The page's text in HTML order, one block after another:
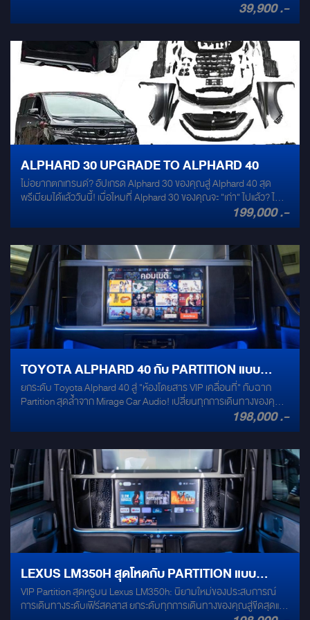
ต่างๆ ผ่านปุ่มบนพวงมาลัยเดิมของรถ ไม่ต้องละมือจากพวงมาลัยขณะ
ขับขี่ ความบันเทิงสำหรับจอเพดานด้านหลัง (เพิ่มเติม) มอบประสบการณ์
ความบันเทิงระดับพรีเมียมให้ผู้โดยสารตอนหลัง: ติดตั้งระบบ Apple TV:
จอเพดานด้านหลังจะได้รับการติดตั้งระบบ Apple TV โดยเฉพาะ ทำให้ผู้
โดยสารสามารถเข้าถึงคอนเทนต์ระดับ Premium ได้อย่างหลากหลาย ไม่
ว่าจะเป็นภาพยนตร์, ซีรีส์, สารคดี หรือรายการโปรดต่างๆ ผ่าน
แอปพลิเคชันชั้นนำมากมาย รับชมคอนเทนต์คุณภาพสูง: สัมผัสภาพคม
ชัดและเสียงที่เหนือกว่า เพื่อประสบการณ์การรับชมที่สมบูรณ์แบบเสมือน
อยู่ในโรงภาพยนตร์ส่วนตัว แยกเล่นอิสระด้วยฟังก์ชัน "DUO ZONE": นี่
คือไฮไลท์สำคัญที่ทำให้ระบบนี้โดดเด่น ผู้โดยสารด้านหน้าและด้านหลัง
สามารถเลือกรับชมคอนเทนต์ที่แตกต่างกันได้อย่างอิสระพร้อมกัน ไม่ว่า
จะเป็นการดูหนังบนจอหลังในขณะที่จอหน้าแสดงแผนที่นำทาง หรือเล่น
เพลงจากแอปพลิเคชันที่แตกต่างกัน เพื่อตอบโจทย์ความต้องการของทุก
คนในรถ ความเพลิดเพลินตลอดการเดินทาง ระบบ Apple TV DUO
ZONE นี้ไม่เพียงแต่จะเพิ่มทางเลือกด้านความบันเทิง แต่ยังช่วยสร้าง
บรรยากาศแห่งความสุขและความผ่อนคลายตลอดการเดินทาง ให้ทุก
คนในรถสามารถเพลิดเพลินกับคอนเทนต์ที่ตนเองชื่นชอบได้อย่างแท้จริง
ไม่ว่าจะเป็นการเดินทางใกล้หรือไกล อัปเกรด TOYOTA VELLFIRE 40
ของคุณให้เป็นศูนย์กลางความบันเทิงเคลื่อนที่ ที่พร้อมมอบความสุขและ
ความเพลิดเพลินให้ทุกคนในครอบครัว
ยุค! ถึงเวลาอัปเกรดความหรูหราและเทคโนโลยีไปอีกขั้น ด้วย **จอ
Android ตรงรุ่น "สไตล์ ALPHARD 40"** ที่ออกแบบมาเพื่อติดตั้งในรถ
พร้อมยกระดับความสมบูรณ์แบบให้กับรถคันโปรดของคุณ ### สัมผัส
ความแตกต่างกับเทคโนโลยีที่ทันสมัยและความหรูหราที่ลงตัว: * **ดีไซน์
หรูหราไร้ที่ติ:** จอ Android ของเราได้รับการออกแบบมาอย่างพิถีพิถัน
ให้เข้ากับแผงคอนโซลของ ALPHARD 30 ได้อย่างลงตัวและกลมกลืน
ราวกับเป็นอุปกรณ์มาตรฐานที่ติดตั้งมาจากโรงงาน ให้ความรู้สึก
พรีเมียมในสไตล์ ALPHARD 40 อย่างแท้จริง * **หน้าจอสัมผัสคมชัด
ใหญ่เต็มตา:** เพลิดเพลินกับหน้าจอสัมผัสขนาดใหญ่ความละเอียดสูง
มอบภาพที่คมชัด สีสันสดใส ไม่ว่าจะเป็นการรับชมภาพยนตร์ ฟังเพลง
หรือใช้งานแอปพลิเคชันต่างๆ ก็เต็มอิ่มทุกรายละเอียด เพิ่มอรรถรสในการ
เดินทางของคุณ * **ระบบปฏิบัติการ Android ล่าสุด:** ใช้งานง่าย
สะดวกสบาย ตอบสนองรวดเร็ว รองรับการติดตั้งแอปพลิเคชันหลาก
หลายจาก Google Play Store ได้อย่างอิสระ ไม่ว่าจะเป็นแอปนำทางยอด
นิยม, แอปสตรีมมิ่งเพลง/วิดีโอ, โซเชียลมีเดีย และอื่นๆ อีกมากมาย ตอบ
โจทย์ทุกไลฟ์สไตล์ของคุณ ### ฟังก์ชันครบครัน เพื่อทุกการเดินทาง: *
**ระบบนำทาง GPS ในตัว:** แม่นยำทุกเส้นทาง ไม่พลาดทุกจุดหมาย
ปลายทาง ให้คุณเดินทางได้อย่างมั่นใจไร้กังวล * **รองรับ Apple
CarPlay และ Android Auto:** เชื่อมต่อสมาร์ทโฟนของคุณได้อย่าง
ง่ายดาย ไม่ว่าจะเป็น iOS หรือ Android ก็พร้อมเชื่อมต่อทุกฟังก์ชันที่คุณ
ต้องการ * **Bluetooth:** เชื่อมต่อโทรศัพท์เพื่อโทรออก/รับสาย และสตรี
มเพลงแบบไร้สายได้อย่างสะดวกสบาย * **Wi-Fi:** เชื่อมต่ออินเทอร์เน็ต
ได้ทุกที่ทุกเวลา ทำให้คุณไม่พลาดทุกข้อมูลข่าวสารและความบันเทิง *
**USB:** รองรับการเล่นไฟล์มัลติมีเดียจาก USB ได้อย่างหลากหลาย *
**รองรับกล้องมองหลัง และ กล้องรอบคัน:** เพิ่มความปลอดภัยในการ
ถอยจอดและขับขี่ในที่แคบ ช่วยให้คุณมองเห็นสิ่งรอบตัวได้อย่างชัดเจน *
**ควบคุมผ่านพวงมาลัย:** สะดวกสบายและปลอดภัยยิ่งขึ้น ไม่ต้องละมือ
จากพวงมาลัยก็สามารถควบคุมฟังก์ชันต่างๆ ของจอได้ **อัปเกรดความ
ล้ำสมัยให้ ALPHARD 30 ของคุณวันนี้!** สัมผัสประสบการณ์ใหม่ของ
การขับขี่และสุนทรียภาพแห่งความบันเทิงได้แล้วที่ **MIRAGE AUDIO**
39,900 .-
ALPHARD 30 UPGRADE TO ALPHARD 40
ไม่อยากตกเทรนด์? อัปเกรด Alphard 30 ของคุณสู่ Alphard 40 สุด
พรีเมียมได้แล้ววันนี้! เบื่อไหมที่ Alphard 30 ของคุณจะ "เก่า" ไปแล้ว? ไม่
ต้องเสียเงินก้อนใหญ่เพื่อซื้อรถใหม่ทั้งคัน! เราช่วยคุณ พลิกโฉม Alphard
30 คันเดิมให้กลายเป็น Alphard 40 สุดหรู ได้อย่างง่ายดาย ด้วยชุดแต่ง
จากการอัปเกรด: ดีไซน์ใหม่หมดจด จากหน้าจรดท้าย! สัมผัสความรู้สึก
เหมือนได้รถใหม่ ด้วยกระจังหน้าทรงพลัง, ไฟหน้า LED ดีไซน์เฉียบคม และ
ชุดไฟท้ายที่ดูโฉบเฉี่ยวทันสมัย รับรองว่าเหมือนถอย Alphard 40 ออก
มาจากโชว์รูม! คุณภาพระดับพรีเมียม เราคัดสรรวัสดุที่ดีที่สุด แข็งแรง
ทนทาน และที่สำคัญคือ เข้ารูปกับตัวรถ Alphard 30 ของคุณได้อย่าง
สมบูรณ์แบบ ไร้ที่ติ! ติดตั้งโดยผู้เชี่ยวชาญ ทีมช่างมากประสบการณ์ของ
เราพร้อมเนรมิตรถของคุณให้สวยเป๊ะทุกรายละเอียด ไม่ต้องกังวลเรื่อง
การเข้ารูปหรือความเรียบร้อย คุ้มค่าเกินราคา ได้รถที่ดูทันสมัย หรูหรา
เทียบเท่า Alphard 40 ในงบประมาณที่ประหยัดกว่าเยอะ! เป็นการลงทุนที่
คุ้มค่าเพื่อยกระดับรถของคุณ อะไหล่ครบชุด ไม่ว่าจะเป็นกันชน, กระจัง
หน้า, ไฟหน้า, ไฟท้าย, ชิ้นส่วนบังโคลน และองค์ประกอบอื่นๆ ที่จำเป็น
สำหรับการแปลงโฉมให้สมบูรณ์แบบ เราจัดเต็มให้คุณ! อย่ารอช้า! ยก
ระดับ Alphard 30 ของคุณให้เป็น Alphard 40 ที่ทุกคนต้องเหลียวมอง!
สัมผัสความหรูหราและสง่างามที่เหนือกว่าใครบนท้องถนนได้แล้ววันนี้!
199,000 .-
TOYOTA ALPHARD 40 กับ PARTITION แบบ
CUSTOM แบบ PREMIUM
ยกระดับ Toyota Alphard 40 สู่ "ห้องโดยสาร VIP เคลื่อนที่" กับฉาก
Partition สุดล้ำจาก Mirage Car Audio! เปลี่ยนทุกการเดินทางของคุณ
ให้เป็นประสบการณ์เหนือระดับกับ ฉาก Partition สุดล้ำจาก Mirage Car
Audio ที่ออกแบบมาเพื่อ Toyota Alphard 40 ของคุณโดยเฉพาะ มอบ
ได้อย่างเต็มที่ในทุกเส้นทาง ดื่มด่ำความบันเทิงบนจอใหญ่เต็มตา
เพลิดเพลินกับความบันเทิงไร้ขีดจำกัด ไม่ว่าจะเป็นการดูหนัง ฟังเพลง
หรือสตรีมมิ่งคอนเทนต์โปรดของคุณบน จอขนาดใหญ่เต็มตา ที่คมชัด
ทุกรายละเอียด มอบอรรถรสความบันเทิงที่เหนือกว่าในทุกการเดินทาง
ความเป็นส่วนตัวสูงสุด เพื่อการพักผ่อนไร้การรบกวน สัมผัส
ประสบการณ์ห้องโดยสารส่วนตัวอย่างแท้จริง ด้วย ฉาก Partition ที่แยก
ห้องโดยสารด้านหน้าและด้านหลังออกจากกันอย่างชัดเจน สร้างพื้นที่ส่วน
ตัวที่คุณสามารถพักผ่อน ทำงาน หรือสนทนาได้อย่างเป็นอิสระ ไร้การ
รบกวนจากภายนอก กระจกอัจฉริยะ: ควบคุมความเป็นส่วนตัวได้ดั่งใจ
เพิ่มความพิเศษด้วย กระจกอัจฉริยะ (Magic Glass) ที่สามารถปรับ
เปลี่ยนจากจอภาพให้เป็นกระจกใสได้เพียงปลายนิ้วสัมผัส พร้อมฟังก์ชัน
ปรับขึ้น-ลงได้ตามต้องการ ให้คุณควบคุมความเป็นส่วนตัวและการมอง
198,000 .-
LEXUS LM350H สุดโหดกับ PARTITION แบบ
CUSTOM สุด PREMIUM
VIP Partition สุดหรูบน Lexus LM350h: นิยามใหม่ของประสบการณ์
การเดินทางระดับเฟิร์สคลาส ยกระดับทุกการเดินทางของคุณสู่ขีดสุดแห่ง